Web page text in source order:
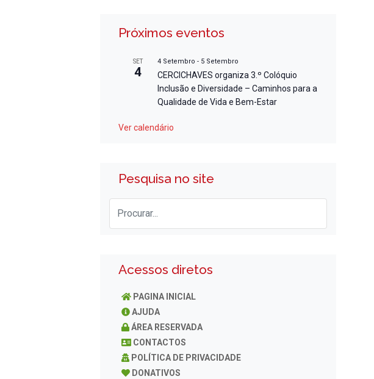
Próximos eventos
SET
4
4 Setembro - 5 Setembro
CERCICHAVES organiza 3.º Colóquio
Inclusão e Diversidade – Caminhos para a
Qualidade de Vida e Bem-Estar
Ver calendário
Pesquisa no site
Acessos diretos
PAGINA INICIAL
AJUDA
ÁREA RESERVADA
CONTACTOS
POLÍTICA DE PRIVACIDADE
DONATIVOS